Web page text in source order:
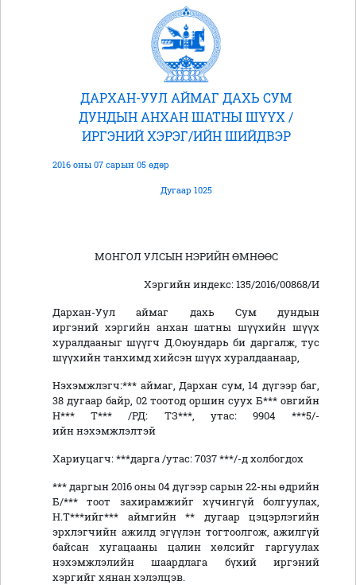
ДАРХАН-УУЛ АЙМАГ ДАХЬ СУМ
ДУНДЫН АНХАН ШАТНЫ ШҮҮХ /
ИРГЭНИЙ ХЭРЭГ/ИЙН ШИЙДВЭР
2016 оны 07 сарын 05 өдөр
Дугаар 1025
МОНГОЛ УЛСЫН НЭРИЙН ӨМНӨӨС
Хэргийн индекс: 135/2016/00868/И
Дархан-Уул аймаг дахь Сум дундын
иргэний хэргийн анхан шатны шүүхийн шүүх
хуралдааныг шүүгч Д.Оюундарь би даргалж, тус
шүүхийн танхимд хийсэн шүүх хуралдаанаар,
Нэхэмжлэгч:*** аймаг, Дархан сум, 14 дүгээр баг,
38 дугаар байр, 02 тоотод оршин суух Б*** овгийн
Н*** Т*** /РД: ТЗ***, утас: 9904 ***5/-
ийн нэхэмжлэлтэй
Хариуцагч: ***дарга /утас: 7037 ***/-д холбогдох
*** даргын 2016 оны 04 дүгээр сарын 22-ны өдрийн
Б/*** тоот захирамжийг хүчингүй болгуулах,
Н.Т***ийг*** аймгийн ** дугаар цэцэрлэгийн
эрхлэгчийн ажилд эгүүлэн тогтоолгож, ажилгүй
байсан хугацааны цалин хөлсийг гаргуулах
нэхэмжлэлийн шаардлага бүхий иргэний
хэргийг хянан хэлэлцэв.